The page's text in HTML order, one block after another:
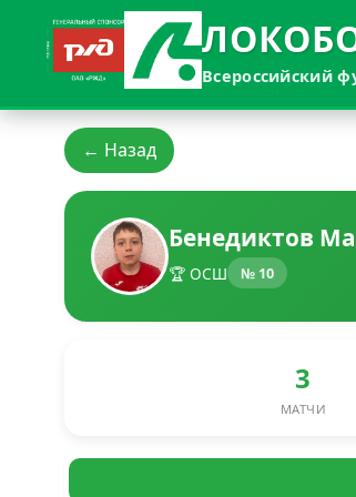
Всероссийский
← Назад
Бенедиктов
🏆 ОСШ № 10
3
МАТЧИ